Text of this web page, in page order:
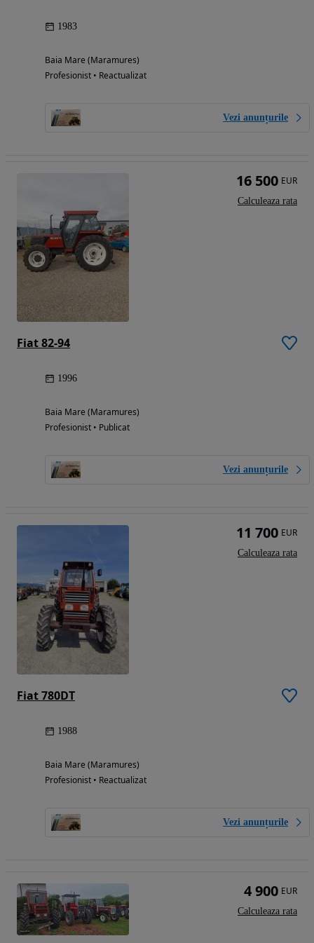
1983
Baia Mare (Maramures)
Profesionist • Reactualizat
Vezi anunțurile
Fiat 82-94
1996
Baia Mare (Maramures)
Profesionist • Publicat
Vezi anunțurile
16 500 EUR
Calculeaza rata
Fiat 780DT
1988
Baia Mare (Maramures)
Profesionist • Reactualizat
Vezi anunțurile
11 700 EUR
Calculeaza rata
4 900 EUR
Calculeaza rata